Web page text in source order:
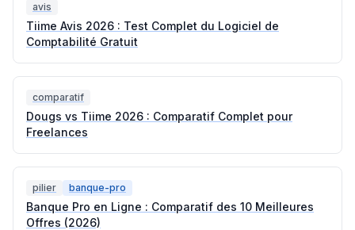
avis
Tiime Avis 2026 : Test Complet du Logiciel de
Comptabilité Gratuit
comparatif
Dougs vs Tiime 2026 : Comparatif Complet pour
Freelances
pilier banque-pro
Banque Pro en Ligne : Comparatif des 10 Meilleures
Offres (2026)